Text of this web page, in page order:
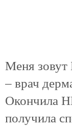
Меня
– врач
Окончила
получила